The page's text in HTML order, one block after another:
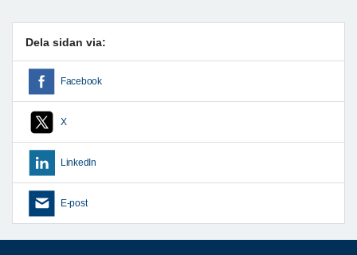
Dela sidan via:
Facebook
X
LinkedIn
E-post